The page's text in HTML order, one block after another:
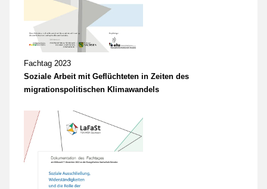
Fachtag 2023
Soziale Arbeit mit Geflüchteten in Zeiten des
migrationspolitischen Klimawandels